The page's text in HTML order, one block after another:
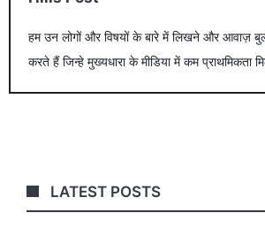
हम उन लोगों और विषयों के बारे में लिखने और आवाज़
करते हैं जिन्हे मुख्यधारा के मीडिया में कम प्राथमिकता
LATEST POSTS